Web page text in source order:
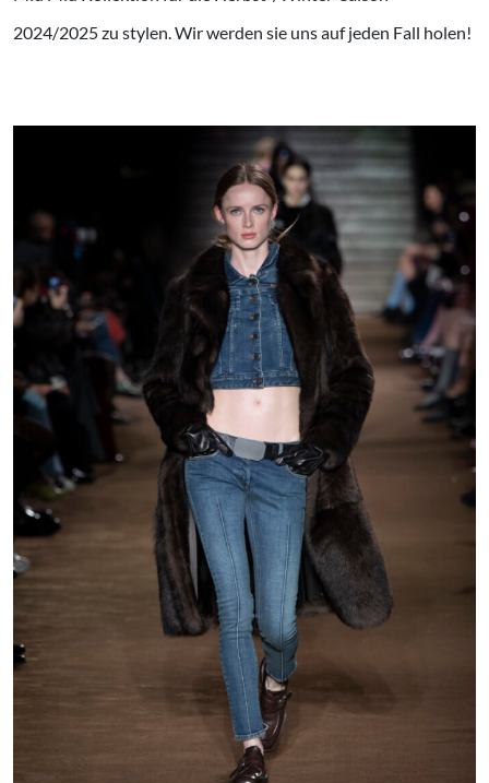
2024/2025 zu stylen. Wir werden sie uns auf jeden Fall holen!